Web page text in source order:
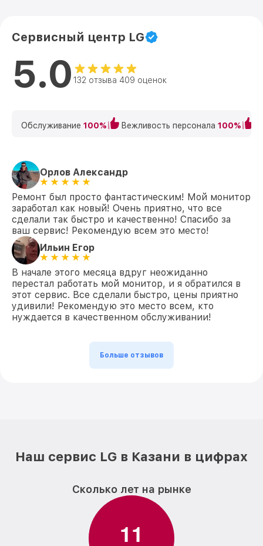
Сервисный центр LG
5.0 132 отзыва 409 оценок
Обслуживание 100% Вежливость персонала 100%
Орлов Александр
Ремонт был просто фантастическим! Мой монитор
заработал как новый! Очень приятно, что все
сделали так быстро и качественно! Спасибо за
ваш сервис! Рекомендую всем это место!
Ильин Егор
В начале этого месяца вдруг неожиданно
перестал работать мой монитор, и я обратился в
этот сервис. Все сделали быстро, цены приятно
удивили! Рекомендую это место всем, кто
нуждается в качественном обслуживании!
Больше отзывов
Наш сервис LG в Казани в цифрах
Сколько лет на рынке
11